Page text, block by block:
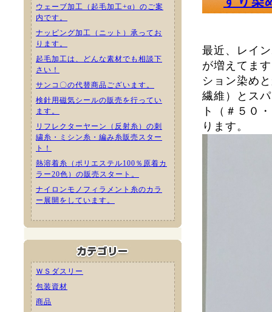
ウェーブ加工（起毛加工+α）のご案
内です。
ナッピング加工（ニット）承ってお
ります。
起毛加工は、どんな素材でも相談下
さい！
サンコ〇の代替商品ございます。
検針用磁気シールの販売を行ってい
ます。
リフレクターヤーン（反射糸）の刺
繍糸・ミシン糸・編み糸販売スター
ト！
熱溶着糸（ポリエステル100％原着カ
ラー20色）の販売スタート。
ナイロンモノフィラメント糸のカラ
ー展開をしています。
ＷＳダスリー
包装資材
商品
最近、レイ
が増えてま
ション染め
繊維）とス
ト（＃５０
ります。